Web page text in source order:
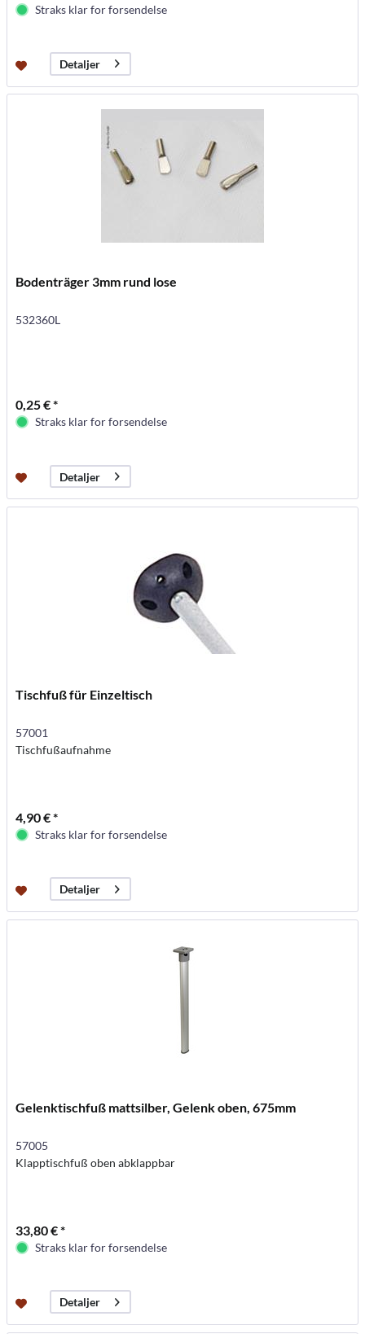
Straks klar for forsendelse
Detaljer
Bodenträger 3mm rund lose
532360L
0,25 € *
Straks klar for forsendelse
Detaljer
Tischfuß für Einzeltisch
57001
Tischfußaufnahme
4,90 € *
Straks klar for forsendelse
Detaljer
Gelenktischfuß mattsilber, Gelenk oben, 675mm
57005
Klapptischfuß oben abklappbar
33,80 € *
Straks klar for forsendelse
Detaljer